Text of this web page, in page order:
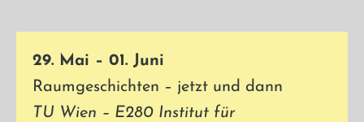
29. Mai – 01. Juni
Raumgeschichten – jetzt und dann
TU Wien – E280 Institut für